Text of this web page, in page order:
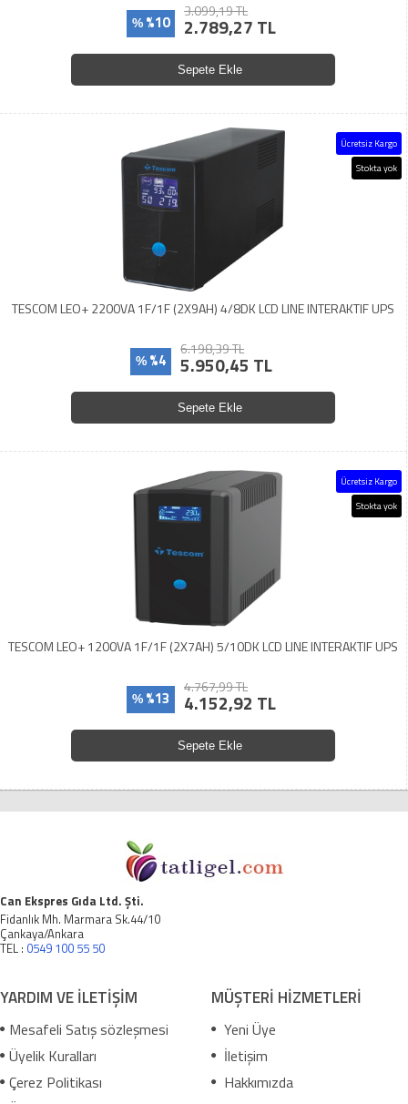
% %10
3.099,19 TL
2.789,27 TL
Sepete Ekle
Ücretsiz Kargo
Stokta yok
TESCOM LEO+ 2200VA 1F/1F (2X9AH) 4/8DK LCD LINE INTERAKTIF UPS
% %4
6.198,39 TL
5.950,45 TL
Sepete Ekle
Ücretsiz Kargo
Stokta yok
TESCOM LEO+ 1200VA 1F/1F (2X7AH) 5/10DK LCD LINE INTERAKTIF UPS
% %13
4.767,99 TL
4.152,92 TL
Sepete Ekle
Can Ekspres Gıda Ltd. Şti.
Fidanlık Mh. Marmara Sk.44/10
Çankaya/Ankara
TEL : 0549 100 55 50
YARDIM VE İLETİŞİM
Mesafeli Satış sözleşmesi
Üyelik Kuralları
Çerez Politikası
MÜŞTERİ HİZMETLERİ
Yeni Üye
İletişim
Hakkımızda